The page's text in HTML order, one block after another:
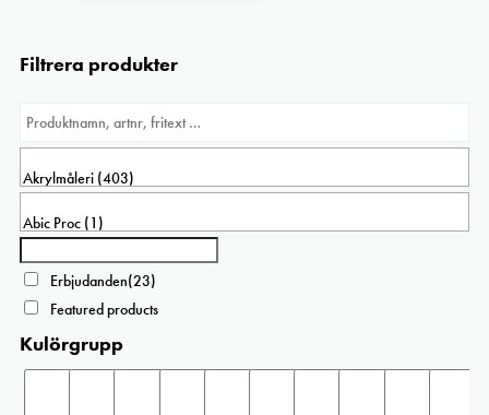
Filtrera produkter
Erbjudanden(23)
Featured products
Kulörgrupp